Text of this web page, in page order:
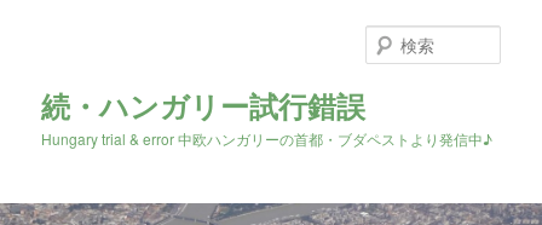
続・ハンガリー試行錯誤
Hungary trial & error 中欧ハンガリーの首都・ブダペストより発信中♪
索